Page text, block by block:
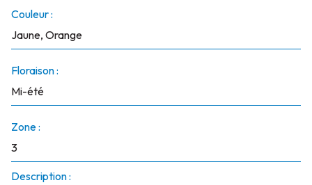
Couleur :
Jaune, Orange
Floraison :
Mi-été
Zone :
3
Description :